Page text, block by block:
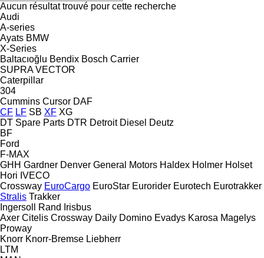
Aucun résultat trouvé pour cette recherche
Audi
A-series
Ayats BMW
X-Series
Baltacıoğlu Bendix Bosch Carrier
SUPRA VECTOR
Caterpillar
304
Cummins Cursor DAF
CF LF SB XF XG
DT Spare Parts DTR Detroit Diesel Deutz
BF
Ford
F-MAX
GHH Gardner Denver General Motors Haldex Holmer Holset
Hori IVECO
Crossway EuroCargo EuroStar Eurorider Eurotech Eurotrakker
Stralis Trakker
Ingersoll Rand
Irisbus
Axer Citelis Crossway Daily Domino Evadys Karosa Magelys
Proway
Knorr Knorr-Bremse Liebherr
LTM